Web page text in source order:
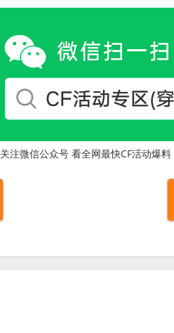
关注微信公众号 看全网最快CF活动爆料